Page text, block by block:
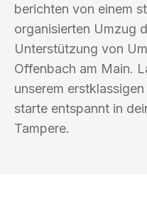
berichten von einem
organisierten Umzug
Unterstützung von
Offenbach am Main.
unserem
starte entspannt in
Tampere.